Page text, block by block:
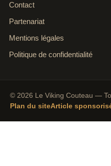
Contact
Partenariat
Mentions légales
Politique de confidentialité
© 2026 Le Viking Couteau —
Plan du siteArticle